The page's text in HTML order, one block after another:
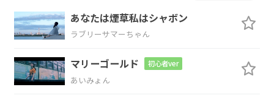
Am7
なんとなく
Em7
なんとなく
あなたは煙草私はシャボン
ラブリーサマーちゃん
マリーゴールド 初心者ver
あいみょん